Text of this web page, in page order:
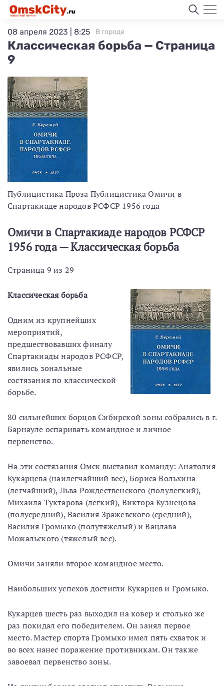
Классическая борьба — Страница
9
08 апреля 2023 | 8:25 В городе
Публицистика Проза Публицистика Омичи в
Спартакиаде народов РСФСР 1956 года
Омичи в Спартакиаде народов РСФСР
1956 года — Классическая борьба
Страница 9 из 29
Классическая борьба
Одним из крупнейших
мероприятий,
предшествовавших финалу
Спартакиады народов РСФСР,
явились зональные
состязания по классической
борьбе.
80 сильнейших борцов Сибирской зоны собрались в г.
Барнауле оспаривать командное и личное
первенство.
На эти состязания Омск выставил команду: Анатолия
Кукарцева (наилегчайший вес), Бориса Вольхина
(легчайший), Льва Рождественского (полулегкий),
Михаила Туктарова (легкий), Виктора Кузнецова
(полусредний), Василия Зражевского (средний),
Василия Громыко (полутяжелый) и Вацлава
Можальского (тяжелый вес).
Омичи заняли второе командное место.
Наибольших успехов достигли Кукарцев и Громыко.
Кукарцев шесть раз выходил на ковер и столько же
раз покидал его победителем. Он занял первое
место. Мастер спорта Громыко имел пять схваток и
во всех нанес поражение противникам. Он также
завоевал первенство зоны.